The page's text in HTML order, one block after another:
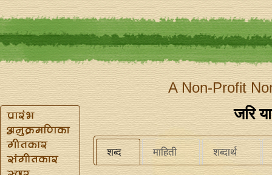
A Non-Profit
जरि
शब्द माहिती शब्दार्थ